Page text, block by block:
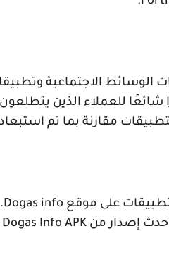
الوسائط الاجتماعية
شائعًا للعملاء الذين
مقارنة بما تم
على موقع Dogas info
إصدار من Dogas Info APK